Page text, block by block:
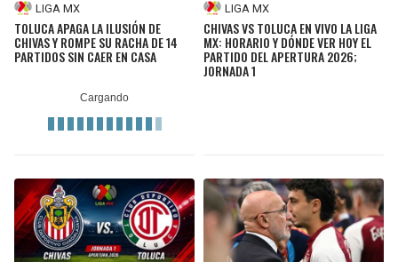
LIGA MX
TOLUCA APAGA LA ILUSIÓN DE
CHIVAS Y ROMPE SU RACHA DE 14
PARTIDOS SIN CAER EN CASA
LIGA MX
CHIVAS VS TOLUCA EN VIVO LA LIGA
MX: HORARIO Y DÓNDE VER HOY EL
PARTIDO DEL APERTURA 2026;
JORNADA 1